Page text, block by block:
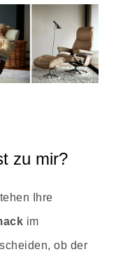
zu mir?
Ihre
im
ob der